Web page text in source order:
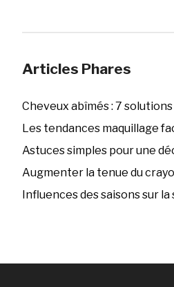
Articles Phares
Cheveux abîmés : 7
Les tendances maquillage
Astuces simples pour une
Augmenter la tenue du
Influences des saisons sur